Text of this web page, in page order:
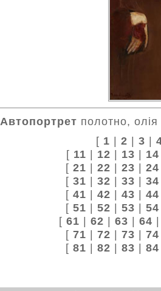
Автопортрет полотно,
[ 1 | 2 | 3 |
[ 11 | 12 | 13 | 14
[ 21 | 22 | 23 | 24
[ 31 | 32 | 33 | 34
[ 41 | 42 | 43 | 44
[ 51 | 52 | 53 | 54
[ 61 | 62 | 63 | 64
[ 71 | 72 | 73 | 74
[ 81 | 82 | 83 | 84